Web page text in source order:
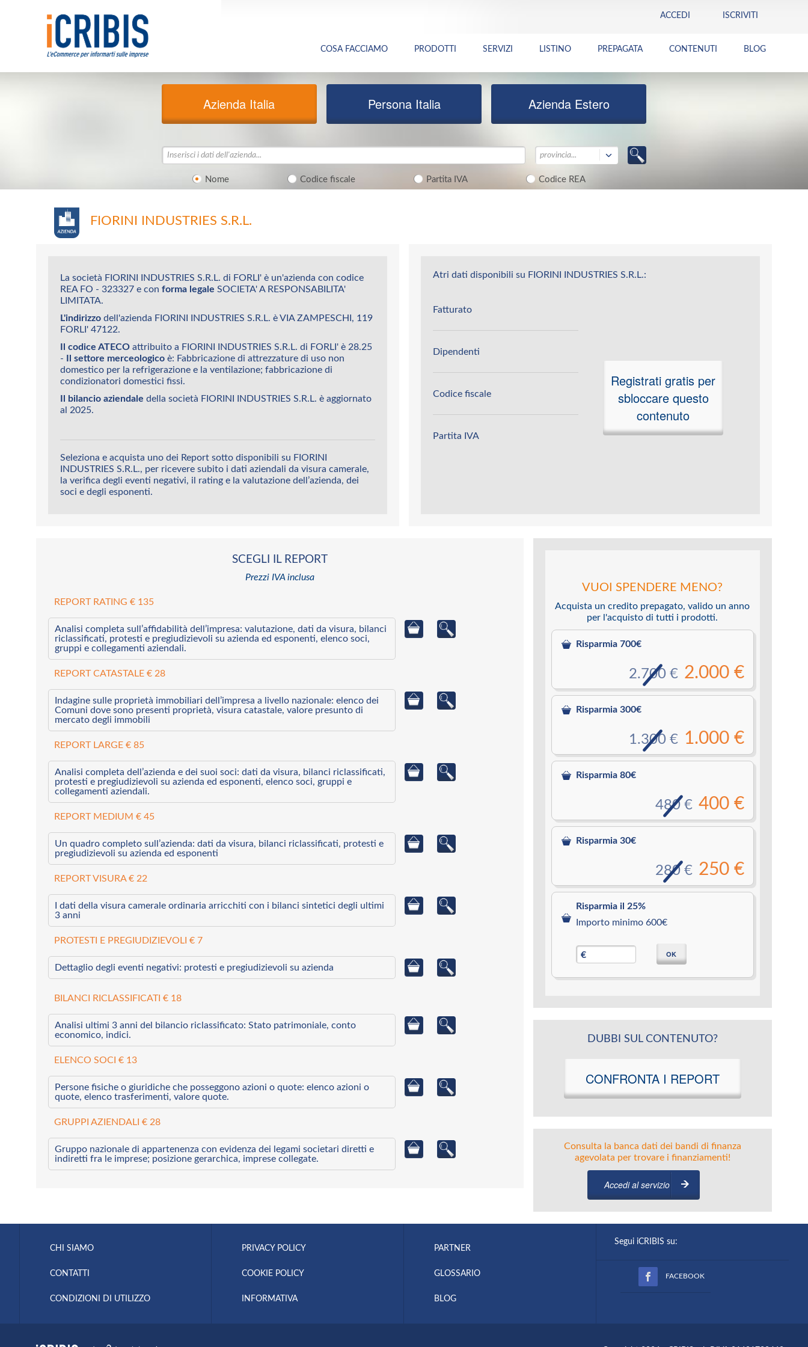
ACCEDI ISCRIVITI
COSA FACCIAMO PRODOTTI SERVIZI LISTINO PREPAGATA CONTENUTI BLOG
Azienda Italia Persona Italia Azienda Estero
Nome Codice fiscale Partita IVA Codice REA
provincia...
FIORINI INDUSTRIES S.R.L.
La società FIORINI INDUSTRIES S.R.L. di FORLI' è un'azienda con codice
REA FO - 323327 e con forma legale SOCIETA' A RESPONSABILITA'
LIMITATA.
L'indirizzo dell'azienda FIORINI INDUSTRIES S.R.L. è VIA ZAMPESCHI, 119
FORLI' 47122.
Il codice ATECO attribuito a FIORINI INDUSTRIES S.R.L. di FORLI' è 28.25
-
Il settore merceologico è: Fabbricazione di attrezzature di uso non
domestico per la refrigerazione e la ventilazione; fabbricazione di
condizionatori domestici fissi.
Il bilancio aziendale della società FIORINI INDUSTRIES S.R.L. è aggiornato
al 2025.
Seleziona e acquista uno dei Report sotto disponibili su FIORINI
INDUSTRIES S.R.L., per ricevere subito i dati aziendali da visura camerale,
la verifica degli eventi negativi, il rating e la valutazione dell’azienda, dei
soci e degli esponenti.
Atri dati disponibili su FIORINI INDUSTRIES S.R.L.:
Fatturato
Dipendenti
Codice fiscale
Partita IVA
Registrati gratis per
sbloccare questo
contenuto
SCEGLI IL REPORT
Prezzi IVA inclusa
REPORT RATING € 135
Analisi completa sull’affidabilità dell’impresa: valutazione, dati da visura, bilanci
riclassificati, protesti e pregiudizievoli su azienda ed esponenti, elenco soci,
gruppi e collegamenti aziendali.
REPORT CATASTALE € 28
Indagine sulle proprietà immobiliari dell’impresa a livello nazionale: elenco dei
Comuni dove sono presenti proprietà, visura catastale, valore presunto di
mercato degli immobili
REPORT LARGE € 85
Analisi completa dell’azienda e dei suoi soci: dati da visura, bilanci riclassificati,
protesti e pregiudizievoli su azienda ed esponenti, elenco soci, gruppi e
collegamenti aziendali.
REPORT MEDIUM € 45
Un quadro completo sull’azienda: dati da visura, bilanci riclassificati, protesti e
pregiudizievoli su azienda ed esponenti
REPORT VISURA € 22
I dati della visura camerale ordinaria arricchiti con i bilanci sintetici degli ultimi
3 anni
PROTESTI E PREGIUDIZIEVOLI € 7
Dettaglio degli eventi negativi: protesti e pregiudizievoli su azienda
BILANCI RICLASSIFICATI € 18
Analisi ultimi 3 anni del bilancio riclassificato: Stato patrimoniale, conto
economico, indici.
ELENCO SOCI € 13
Persone fisiche o giuridiche che posseggono azioni o quote: elenco azioni o
quote, elenco trasferimenti, valore quote.
GRUPPI AZIENDALI € 28
Gruppo nazionale di appartenenza con evidenza dei legami societari diretti e
indiretti fra le imprese; posizione gerarchica, imprese collegate.
VUOI SPENDERE MENO?
Acquista un credito prepagato, valido un anno
per l'acquisto di tutti i prodotti.
Risparmia 700€
2.000 €
2.700 €
Risparmia 300€
1.000 €
1.300 €
Risparmia 80€
400 €
480 €
Risparmia 30€
250 €
280 €
Risparmia il 25%
Importo minimo 600€
€ OK
DUBBI SUL CONTENUTO?
CONFRONTA I REPORT
Consulta la banca dati dei bandi di finanza
agevolata per trovare i finanziamenti!
Accedi al servizio
CHI SIAMO
CONTATTI
CONDIZIONI DI UTILIZZO
PRIVACY POLICY
COOKIE POLICY
INFORMATIVA
PARTNER
GLOSSARIO
BLOG
Segui iCRIBIS su:
FACEBOOK